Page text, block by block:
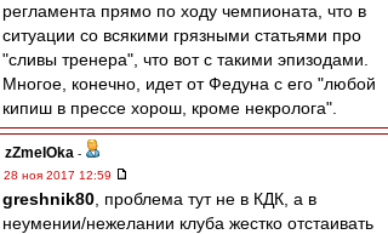
регламента прямо по ходу чемпионата, что в
ситуации со всякими грязными статьями про
"сливы тренера", что вот с такими эпизодами.
Многое, конечно, идет от Федуна с его "любой
кипиш в прессе хорош, кроме некролога".
zZmeIOka -
28 ноя 2017 12:59
greshnik80 , проблема тут не в КДК, а в
неумении/нежелании клуба жестко отстаивать